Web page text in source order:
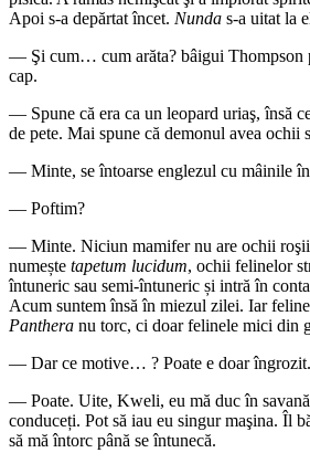
Apoi s-a depărtat încet. Nunda s-a uitat la
— Şi cum… cum arăta? bâigui Thompson
cap.
— Spune că era ca un leopard uriaş, însă
de pete. Mai spune că demonul avea ochii
— Minte, se întoarse englezul cu mâinile
— Poftim?
— Minte. Niciun mamifer nu are ochii
numește tapetum lucidum, ochii felinelor
întuneric sau semi-întuneric și intră în
Acum suntem însă în miezul zilei. Iar
Panthera nu torc, ci doar felinele mici din
— Dar ce motive… ? Poate e doar îngrozit.
— Poate. Uite, Kweli, eu mă duc în
conduceți. Pot să iau eu singur maşina. Îl
să mă întorc până se întunecă.